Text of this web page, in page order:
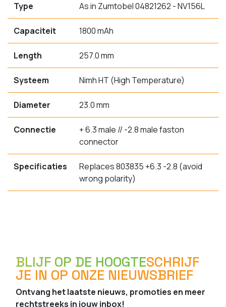
Type As in Zumtobel 04821262 - NV156L
Capaciteit 1800 mAh
Length 257.0 mm
Systeem Nimh HT (High Temperature)
Diameter 23.0 mm
Connectie
+ 6.3 male // -2.8 male faston
connector
Specificaties
Replaces 803835 +6.3 -2.8 (avoid
wrong polarity)
BLIJF OP DE HOOGTESCHRIJF
JE IN OP ONZE NIEUWSBRIEF
Ontvang het laatste nieuws, promoties en meer
rechtstreeks in jouw inbox!